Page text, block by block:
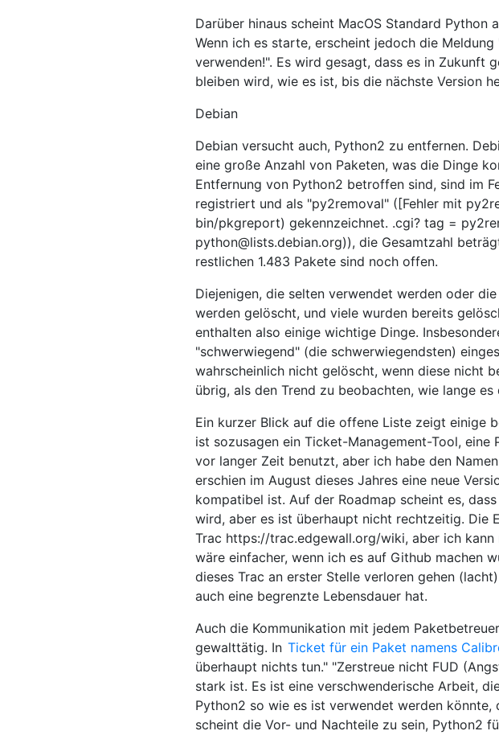
Darüber hinaus scheint MacOS Standard Python
Wenn ich es starte, erscheint jedoch die
verwenden!". Es wird gesagt, dass es in Zukunft
bleiben wird, wie es ist, bis die nächste Version
Debian
Debian versucht auch, Python2 zu entfernen.
eine große Anzahl von Paketen, was die Dinge
Entfernung von Python2 betroffen sind, sind im
registriert und als "py2removal" ([Fehler mit
bin/pkgreport) gekennzeichnet. .cgi? tag =
python@lists.debian.org)), die Gesamtzahl
restlichen 1.483 Pakete sind noch offen.
Diejenigen, die selten verwendet werden oder
werden gelöscht, und viele wurden bereits
enthalten also einige wichtige Dinge.
"schwerwiegend" (die schwerwiegendsten)
wahrscheinlich nicht gelöscht, wenn diese nicht
übrig, als den Trend zu beobachten, wie lange es
Ein kurzer Blick auf die offene Liste zeigt einige
ist sozusagen ein Ticket-Management-Tool, eine
vor langer Zeit benutzt, aber ich habe den
erschien im August dieses Jahres eine neue
kompatibel ist. Auf der Roadmap scheint es,
wird, aber es ist überhaupt nicht rechtzeitig. Die
Trac https://trac.edgewall.org/wiki, aber ich
wäre einfacher, wenn ich es auf Github machen
dieses Trac an erster Stelle verloren gehen
auch eine begrenzte Lebensdauer hat.
Auch die Kommunikation mit jedem
gewalttätig. In Ticket für ein Paket namens
überhaupt nichts tun." "Zerstreue nicht FUD
stark ist. Es ist eine verschwenderische Arbeit,
Python2 so wie es ist verwendet werden könnte,
scheint die Vor- und Nachteile zu sein, Python2